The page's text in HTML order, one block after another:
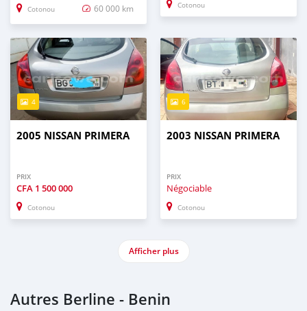
Cotonou 60 000 km Cotonou
4
2005 NISSAN PRIMERA
PRIX
CFA 1 500 000
Cotonou
6
2003 NISSAN PRIMERA
PRIX
Négociable
Cotonou
Afficher plus
Autres Berline - Benin